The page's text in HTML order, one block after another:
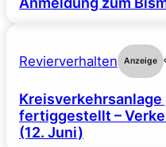
Revierverhalten Anzeige
Kreisverkehrsanlage
fertiggestellt –
(12. Juni)